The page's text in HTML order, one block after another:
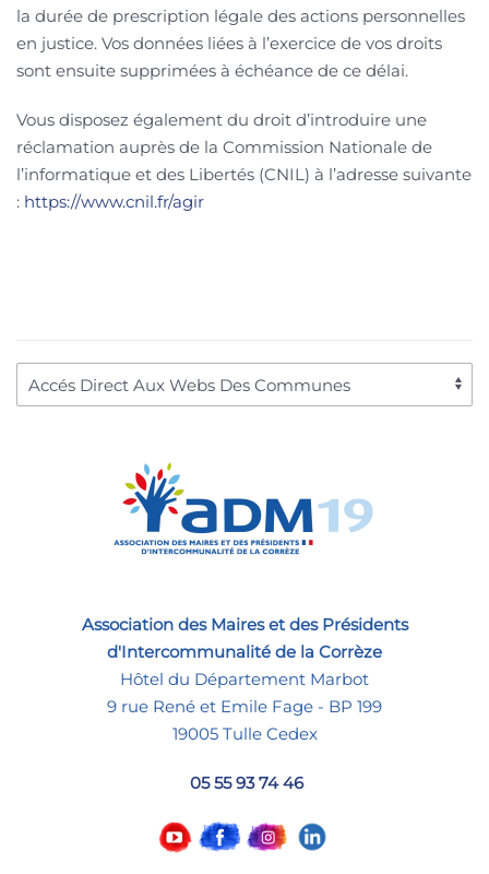
la durée de prescription légale des actions personnelles
en justice. Vos données liées à l’exercice de vos droits
sont ensuite supprimées à échéance de ce délai.
Vous disposez également du droit d’introduire une
réclamation auprès de la Commission Nationale de
l’informatique et des Libertés (CNIL) à l’adresse suivante
: https://www.cnil.fr/agir
Association des Maires et des Présidents
d'Intercommunalité de la Corrèze
Hôtel du Département Marbot
9 rue René et Emile Fage - BP 199
19005 Tulle Cedex
05 55 93 74 46